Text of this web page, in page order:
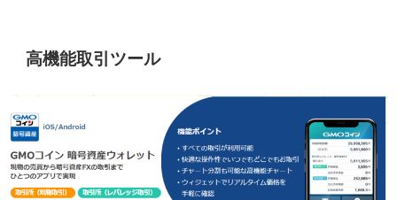
高機能取引ツール